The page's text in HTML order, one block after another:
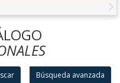
Búsqueda avanzada